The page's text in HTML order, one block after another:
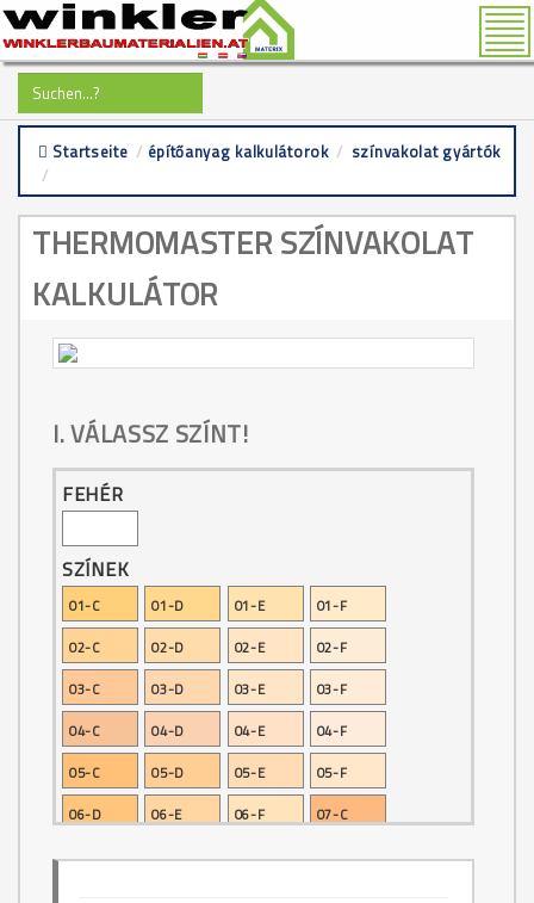
Startseite / építőanyag kalkulátorok / színvakolat gyártók
/
THERMOMASTER SZÍNVAKOLAT
KALKULÁTOR
I. VÁLASSZ SZÍNT!
FEHÉR
SZÍNEK